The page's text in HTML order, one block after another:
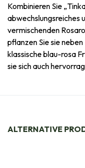
Kombinieren Sie
abwechslungsreiches
vermischenden
pflanzen Sie sie
klassische blau-rosa
sie sich auch
ALTERNATIVE